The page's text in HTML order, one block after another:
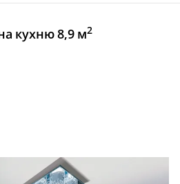
кухню 8,9 м2